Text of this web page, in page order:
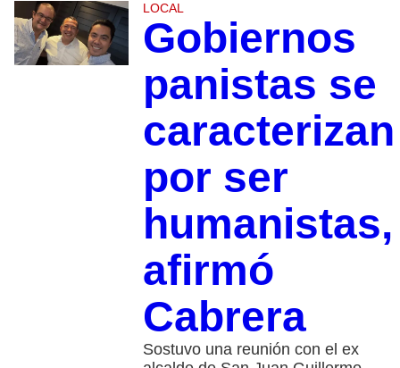
LOCAL
Gobiernos
panistas se
caracterizan
por ser
humanistas,
afirmó
Cabrera
Sostuvo una reunión con el ex